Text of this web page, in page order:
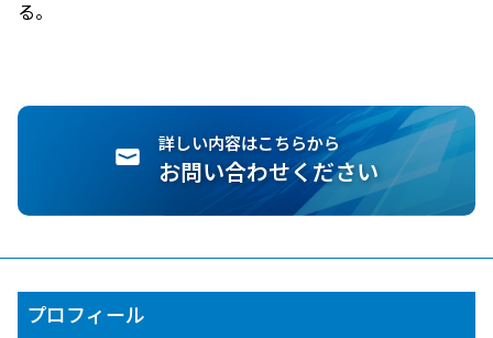
る。
詳しい内容はこちらから
お問い合わせください
プロフィール